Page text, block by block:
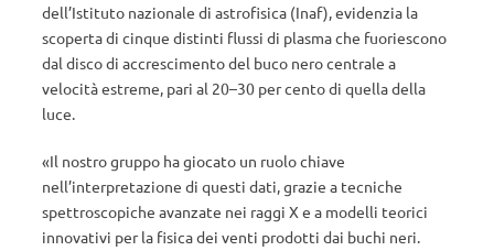
dell’Istituto nazionale di astrofisica (Inaf), evidenzia la
scoperta di cinque distinti flussi di plasma che fuoriescono
dal disco di accrescimento del buco nero centrale a
velocità estreme, pari al 20–30 per cento di quella della
luce.
«Il nostro gruppo ha giocato un ruolo chiave
nell’interpretazione di questi dati, grazie a tecniche
spettroscopiche avanzate nei raggi X e a modelli teorici
innovativi per la fisica dei venti prodotti dai buchi neri.